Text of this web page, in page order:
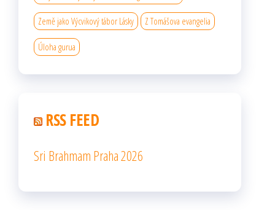
Země jako Výcvikový tábor Lásky Z Tomášova evangelia
Úloha gurua
RSS FEED
Sri Brahmam Praha 2026